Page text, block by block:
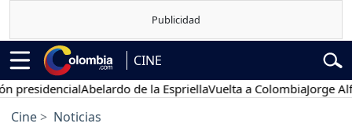
CINE
Abelardo de la EspriellaVuelta a ColombiaJorge Alfredo
Cine Noticias